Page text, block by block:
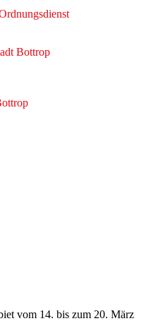
Bottrop
vom 14. bis zum 20. März